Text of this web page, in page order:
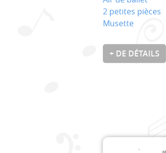
2 petites pièces
Musette
+ DE DÉTAILS